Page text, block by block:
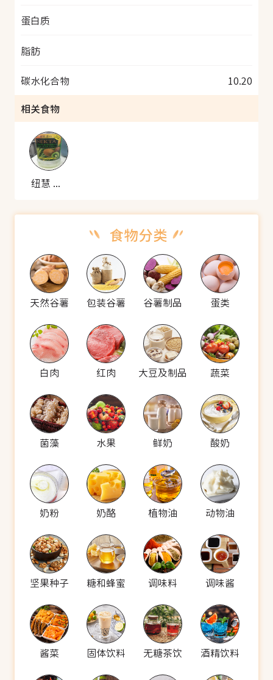
蛋白质
脂肪
碳水化合物
10.20
相关食物
纽慧 猕猴桃芦荟汁饮料
天然谷薯 包装谷薯 谷薯制品 蛋类
白肉 红肉 大豆及制品 蔬菜
菌藻 水果 鲜奶 酸奶
奶粉 奶酪 植物油 动物油
坚果种子 糖和蜂蜜 调味料 调味酱
酱菜 固体饮料 无糖茶饮 酒精饮料